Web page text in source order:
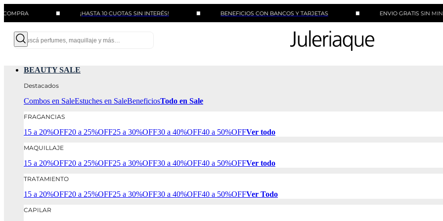
¡HASTA 10 CUOTAS SIN INTERÉS! BENEFICIOS CON BANCOS Y TARJETAS ENVIO GRATIS SIN MINIMO DE
BEAUTY SALE
Destacados
Combos en SaleEstuches en SaleBeneficiosTodo en Sale
FRAGANCIAS
15 a 20%OFF20 a 25%OFF25 a 30%OFF30 a 40%OFF40 a 50%OFFVer todo
MAQUILLAJE
15 a 20%OFF20 a 25%OFF25 a 30%OFF30 a 40%OFF40 a 50%OFFVer todo
TRATAMIENTO
15 a 20%OFF20 a 25%OFF25 a 30%OFF30 a 40%OFF40 a 50%OFFVer Todo
CAPILAR